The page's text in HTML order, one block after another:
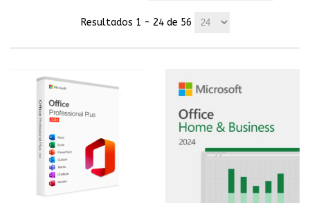
Resultados 1 - 24 de 56